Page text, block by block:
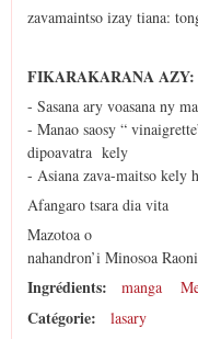
zavamaintso izay tiana:
FIKARAKARANA AZY:
- Sasana ary voasana ny
- Manao saosy “
dipoavatra kely
- Asiana zava-maitso kely
Afangaro tsara dia vita
Mazotoa o
nahandron’i Minosoa
Ingrédients: manga
Catégorie: lasary